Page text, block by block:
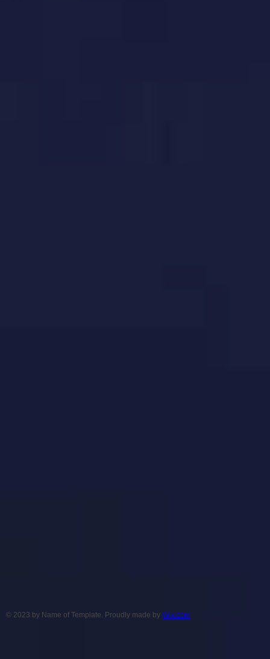
© 2023 by Name of Template. Proudly made by Wix.com